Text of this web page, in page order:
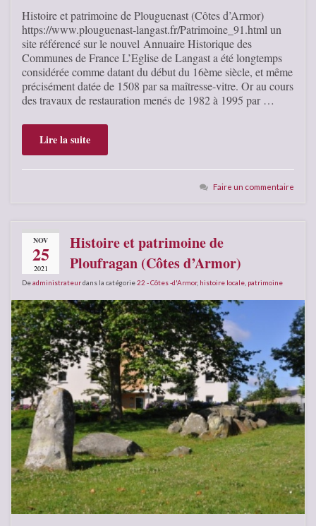
Histoire et patrimoine de Plouguenast (Côtes d’Armor)
https://www.plouguenast-langast.fr/Patrimoine_91.html un
site référencé sur le nouvel Annuaire Historique des
Communes de France L’Eglise de Langast a été longtemps
considérée comme datant du début du 16ème siècle, et même
précisément datée de 1508 par sa maîtresse-vitre. Or au cours
des travaux de restauration menés de 1982 à 1995 par …
Lire la suite
Faire un commentaire
NOV
25
2021
Histoire et patrimoine de
Ploufragan (Côtes d’Armor)
Deadministrateurdans la catégorie22 - Côtes -d'Armor, histoire locale, patrimoine